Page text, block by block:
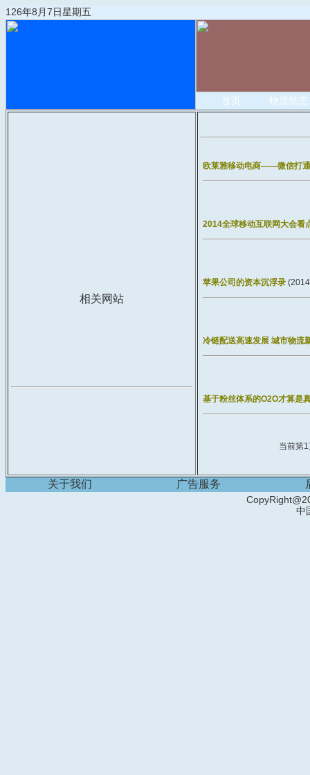
126年8月7日星期五
首页 物流动态
相关网站
欧莱雅移动电商——微信打
2014全球移动互联网大会看
苹果公司的资本沉浮录
冷链配送高速发展 城市物流
基于粉丝体系的O2O才算是
当前第1
关于我们 广告服务
中